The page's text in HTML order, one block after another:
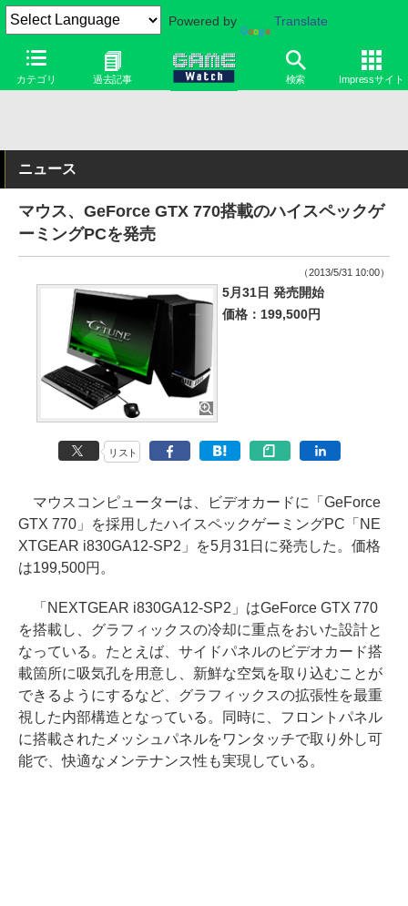
Powered by Translate
カテゴリ 過去記事 検索 Impressサイト
ニュース
マウス、GeForce GTX 770搭載のハイスペックゲ
ーミングPCを発売
（2013/5/31 10:00）
5月31日 発売開始
価格：199,500円
リスト
マウスコンピューターは、ビデオカードに「GeForce
GTX 770」を採用したハイスペックゲーミングPC「NE
XTGEAR i830GA12-SP2」を5月31日に発売した。価格
は199,500円。
「NEXTGEAR i830GA12-SP2」はGeForce GTX 770
を搭載し、グラフィックスの冷却に重点をおいた設計と
なっている。たとえば、サイドパネルのビデオカード搭
載箇所に吸気孔を用意し、新鮮な空気を取り込むことが
できるようにするなど、グラフィックスの拡張性を最重
視した内部構造となっている。同時に、フロントパネル
に搭載されたメッシュパネルをワンタッチで取り外し可
能で、快適なメンテナンス性も実現している。